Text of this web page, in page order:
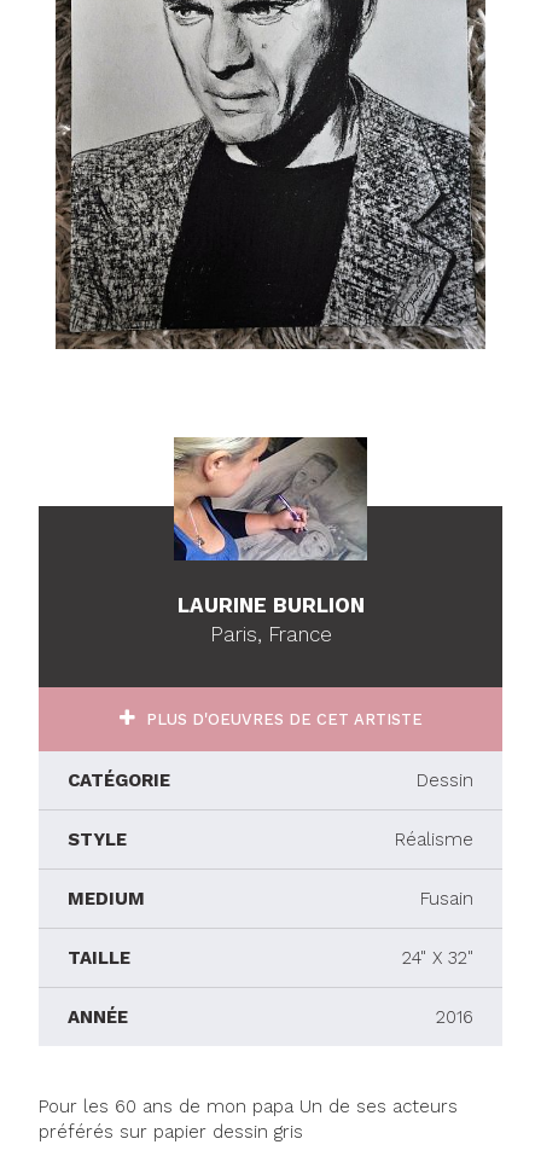
LAURINE BURLION
Paris, France
PLUS D'OEUVRES DE CET ARTISTE
CATÉGORIE Dessin
STYLE Réalisme
MEDIUM Fusain
TAILLE 24" X 32"
ANNÉE 2016
Pour les 60 ans de mon papa Un de ses acteurs
préférés sur papier dessin gris